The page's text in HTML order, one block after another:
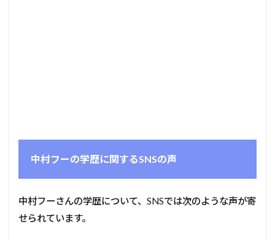
中村フーの学歴に関するSNSの声
中村フーさんの学歴について、SNSでは次のような声が寄
せられています。